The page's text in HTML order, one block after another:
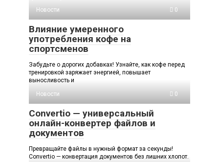
Новости
0
Влияние умеренного
употребления кофе на
спортсменов
Забудьте о дорогих добавках! Узнайте, как кофе перед
тренировкой заряжает энергией, повышает
выносливость и
Новости
0
Convertio — универсальный
онлайн-конвертер файлов и
документов
Превращайте файлы в нужный формат за секунды!
Convertio — конвертация документов без лишних хлопот.